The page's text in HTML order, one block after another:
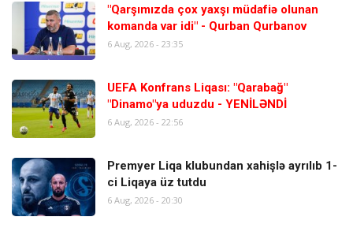
"Qarşımızda çox yaxşı müdafiə olunan
komanda var idi" - Qurban Qurbanov
6 Aug, 2026 - 23:35
UEFA Konfrans Liqası: "Qarabağ"
"Dinamo"ya uduzdu - YENİLƏNDİ
6 Aug, 2026 - 22:56
Premyer Liqa klubundan xahişlə ayrılıb 1-
ci Liqaya üz tutdu
6 Aug, 2026 - 20:30